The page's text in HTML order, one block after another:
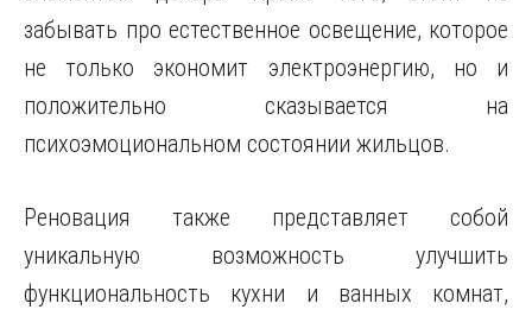
забывать про естественное освещение, которое
не только экономит электроэнергию, но и
положительно сказывается на
психоэмоциональном состоянии жильцов.
Реновация также представляет собой
уникальную возможность улучшить
функциональность кухни и ванных комнат,